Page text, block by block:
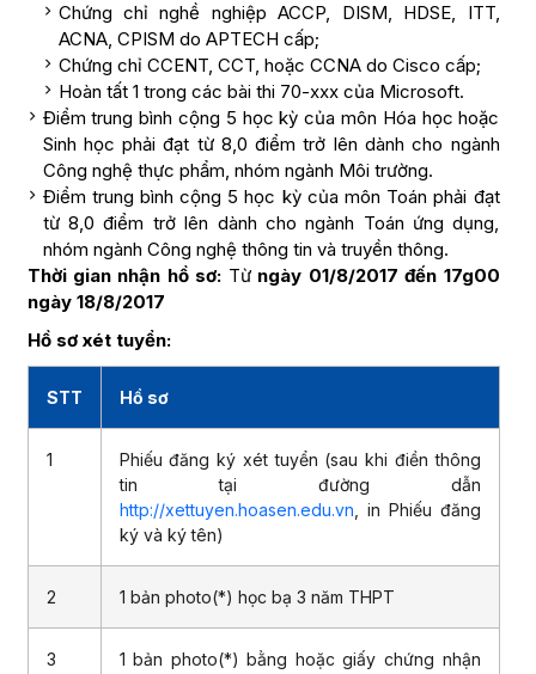
Chứng chỉ nghề nghiệp ACCP, DISM, HDSE, ITT,
ACNA, CPISM do APTECH cấp;
Chứng chỉ CCENT, CCT, hoặc CCNA do Cisco cấp;
Hoàn tất 1 trong các bài thi 70-xxx của Microsoft.
Điểm trung bình cộng 5 học kỳ của môn Hóa học hoặc
Sinh học phải đạt từ 8,0 điểm trở lên dành cho ngành
Công nghệ thực phẩm, nhóm ngành Môi trường.
Điểm trung bình cộng 5 học kỳ của môn Toán phải đạt
từ 8,0 điểm trở lên dành cho ngành Toán ứng dụng,
nhóm ngành Công nghệ thông tin và truyền thông.
Thời gian nhận hồ sơ: Từ ngày 01/8/2017 đến 17g00
ngày 18/8/2017
Hồ sơ xét tuyển:
STT Hồ sơ
1
Phiếu đăng ký xét tuyển (sau khi điền thông
tin tại đường dẫn
http://xettuyen.hoasen.edu.vn , in Phiếu đăng
ký và ký tên)
2 1 bản photo(*) học bạ 3 năm THPT
3 1 bản photo(*) bằng hoặc giấy chứng nhận